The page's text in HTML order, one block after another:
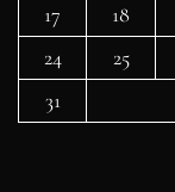
17
18
24
25
31